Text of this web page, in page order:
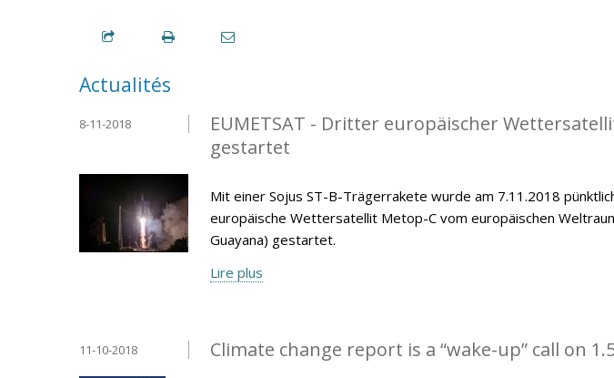
Actualités
EUMETSAT - Dritter europäischer
gestartet
8-11-2018
Mit einer Sojus ST-B-Trägerrakete wurde am 7.11.2018
europäische Wettersatellit Metop-C vom europäischen
Guayana) gestartet.
Lire plus
Climate change report is a “wake-up” call on
11-10-2018